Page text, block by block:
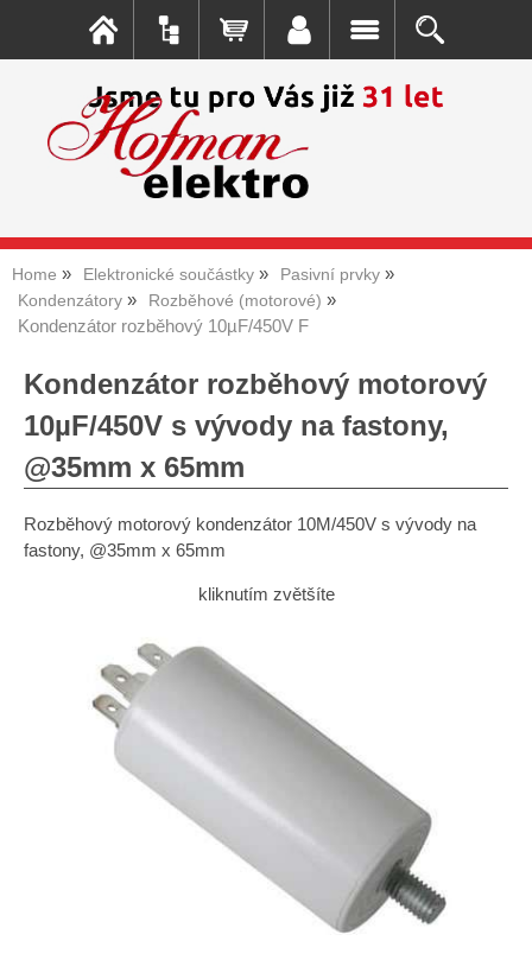
Home Elektronické součástky
Pasivní prvky
Kondenzátory
Rozběhové (motorové)
Kondenzátor rozběhový 10µF/450V F
Kondenzátor rozběhový motorový
10µF/450V s vývody na fastony,
@35mm x 65mm
Rozběhový motorový kondenzátor 10M/450V s vývody na
fastony, @35mm x 65mm
kliknutím zvětšíte